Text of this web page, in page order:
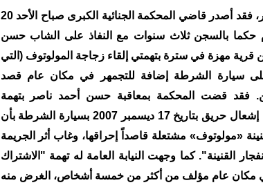
من جانب آخر، فقد أصدر قاضي المحكمة الجنائية الكبرى صباح الأحد 20
2008م حكما بالسجن ثلاث سنوات مع النفاذ على الشاب حسن
قرية مهزة في سترة بتهمتي إلقاء زجاجة المولوتوف (التي
سيارة الشرطة إضافة للتجمهر في مكان عام قصد
فقد قضت المحكمة بمعاقبة حسن أحمد ناصر بتهمة
"الشروع في إشعال حريق بتاريخ 17 ديسمبر 2007 بسيارة الشرطة بأن
«مولوتوف» مشتعلة قاصداً إحراقها، وغاب أثر الجريمة
القنينة". كما وجهت النيابة العامة له تهمة "الاشتراك
مكان عام مؤلف من أكثر من خمسة أشخاص، الغرض منه